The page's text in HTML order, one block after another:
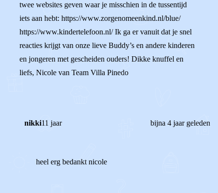
twee websites geven waar je misschien in de tussentijd
iets aan hebt: https://www.zorgenomeenkind.nl/blue/
https://www.kindertelefoon.nl/ Ik ga er vanuit dat je snel
reacties krijgt van onze lieve Buddy’s en andere kinderen
en jongeren met gescheiden ouders! Dikke knuffel en
liefs, Nicole van Team Villa Pinedo
nikki11 jaar bijna 4 jaar geleden
heel erg bedankt nicole